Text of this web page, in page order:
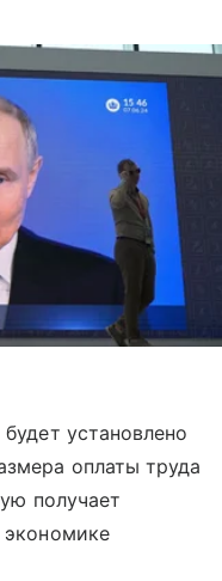
установлено
оплаты труда
получает